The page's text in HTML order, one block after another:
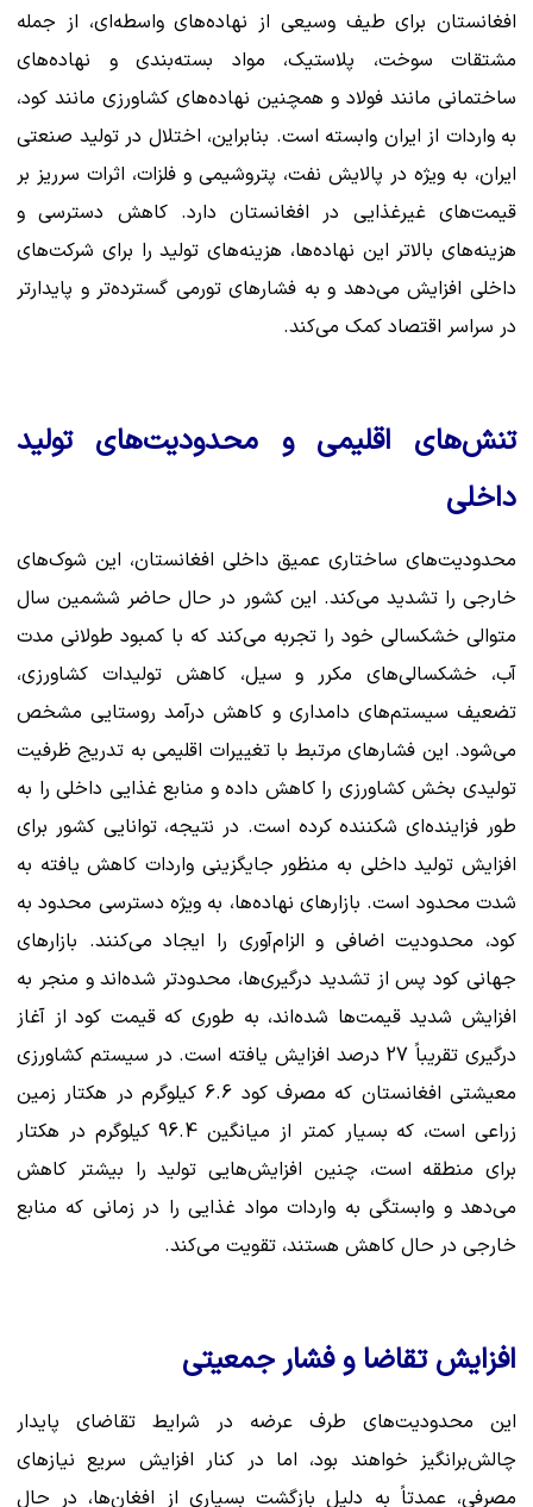
افغانستان برای طیف وسیعی از نهاده‌های واسطه‌ای، از جمله
مشتقات سوخت، پلاستیک، مواد بسته‌بندی و نهاده‌های
ساختمانی مانند فولاد و همچنین نهاده‌های کشاورزی مانند کود،
به واردات از ایران وابسته است. بنابراین، اختلال در تولید صنعتی
ایران، به ویژه در پالایش نفت، پتروشیمی و فلزات، اثرات سرریز بر
قیمت‌های غیرغذایی در افغانستان دارد. کاهش دسترسی و
هزینه‌های بالاتر این نهاده‌ها، هزینه‌های تولید را برای شرکت‌های
داخلی افزایش می‌دهد و به فشارهای تورمی گسترده‌تر و پایدارتر
در سراسر اقتصاد کمک می‌کند.
تنش‌های اقلیمی و محدودیت‌های تولید
داخلی
محدودیت‌های ساختاری عمیق داخلی افغانستان، این شوک‌های
خارجی را تشدید می‌کند. این کشور در حال حاضر ششمین سال
متوالی خشکسالی خود را تجربه می‌کند که با کمبود طولانی مدت
آب، خشکسالی‌های مکرر و سیل، کاهش تولیدات کشاورزی،
تضعیف سیستم‌های دامداری و کاهش درآمد روستایی مشخص
می‌شود. این فشارهای مرتبط با تغییرات اقلیمی به تدریج ظرفیت
تولیدی بخش کشاورزی را کاهش داده و منابع غذایی داخلی را به
طور فزاینده‌ای شکننده کرده است. در نتیجه، توانایی کشور برای
افزایش تولید داخلی به منظور جایگزینی واردات کاهش یافته به
شدت محدود است. بازارهای نهاده‌ها، به ویژه دسترسی محدود به
کود، محدودیت اضافی و الزام‌آوری را ایجاد می‌کنند. بازارهای
جهانی کود پس از تشدید درگیری‌ها، محدودتر شده‌اند و منجر به
افزایش شدید قیمت‌ها شده‌اند، به طوری که قیمت کود از آغاز
درگیری تقریباً 27 درصد افزایش یافته است. در سیستم کشاورزی
معیشتی افغانستان که مصرف کود 6.6 کیلوگرم در هکتار زمین
زراعی است، که بسیار کمتر از میانگین 96.4 کیلوگرم در هکتار
برای منطقه است، چنین افزایش‌هایی تولید را بیشتر کاهش
می‌دهد و وابستگی به واردات مواد غذایی را در زمانی که منابع
خارجی در حال کاهش هستند، تقویت می‌کند.
افزایش تقاضا و فشار جمعیتی
این محدودیت‌های طرف عرضه در شرایط تقاضای پایدار
چالش‌برانگیز خواهند بود، اما در کنار افزایش سریع نیازهای
مصرفی، عمدتاً به دلیل بازگشت بسیاری از افغان‌ها، در حال